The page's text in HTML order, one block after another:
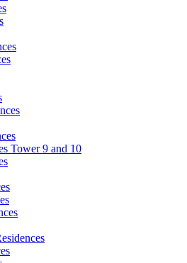
Tower 9 and 10